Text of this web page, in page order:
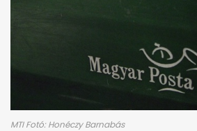
MTI Fotó: Honéczy Barnabás